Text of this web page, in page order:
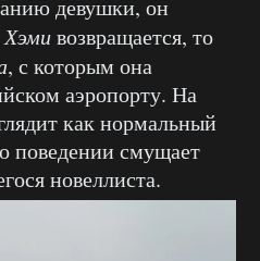
девушки, он
Хэмивозвращается, то
, с которым она
аэропорту. На
как нормальный
поведении смущает
новеллиста.